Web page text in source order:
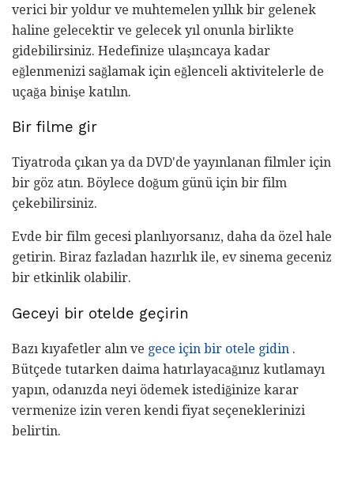
verici bir yoldur ve muhtemelen yıllık bir gelenek
haline gelecektir ve gelecek yıl onunla birlikte
gidebilirsiniz. Hedefinize ulaşıncaya kadar
eğlenmenizi sağlamak için eğlenceli aktivitelerle de
uçağa binişe katılın.
Bir filme gir
Tiyatroda çıkan ya da DVD'de yayınlanan filmler için
bir göz atın. Böylece doğum günü için bir film
çekebilirsiniz.
Evde bir film gecesi planlıyorsanız, daha da özel hale
getirin. Biraz fazladan hazırlık ile, ev sinema geceniz
bir etkinlik olabilir.
Geceyi bir otelde geçirin
Bazı kıyafetler alın ve gece için bir otele gidin .
Bütçede tutarken daima hatırlayacağınız kutlamayı
yapın, odanızda neyi ödemek istediğinize karar
vermenize izin veren kendi fiyat seçeneklerinizi
belirtin.